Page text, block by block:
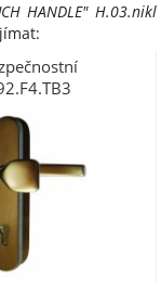
HANDLE" H.03.nikl
92 mm vložka
F4 bez překrytí